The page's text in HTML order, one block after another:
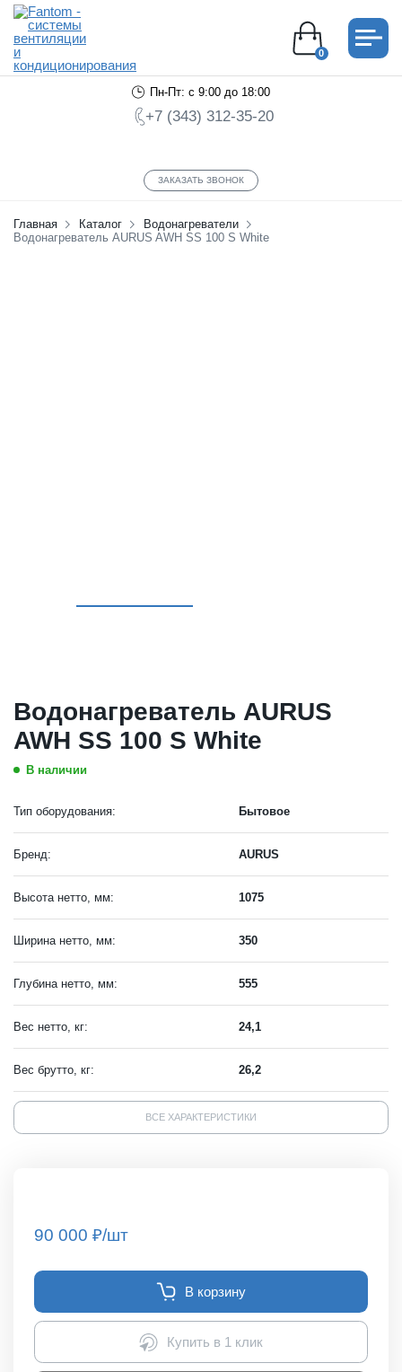
Пн-Пт: с 9:00 до 18:00
+7 (343) 312-35-20
ЗАКАЗАТЬ ЗВОНОК
0
Главная Каталог
Водонагреватели
Водонагреватель AURUS AWH SS 100 S White
Водонагреватель AURUS
AWH SS 100 S White
В наличии
Тип оборудования: Бытовое
Бренд: AURUS
Высота нетто, мм: 1075
Ширина нетто, мм: 350
Глубина нетто, мм: 555
Вес нетто, кг: 24,1
Вес брутто, кг: 26,2
ВСЕ ХАРАКТЕРИСТИКИ
90 000 ₽/шт
В корзину
Купить в 1 клик